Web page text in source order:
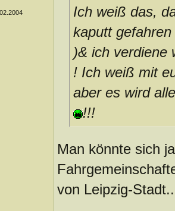
Ich weiß das,
kaputt
)& ich verdiene
! Ich weiß mit
aber es wird
!!!
Man könnte sich
von Leipzig-